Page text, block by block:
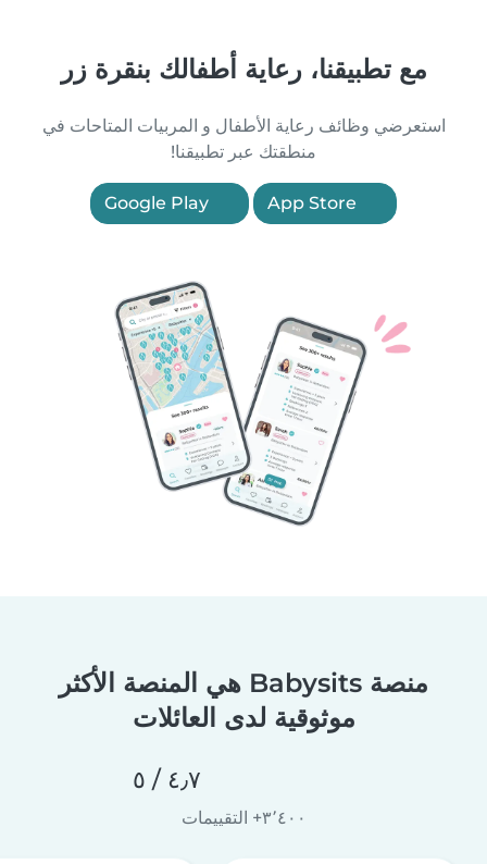
مع تطبيقنا، رعاية أطفالك بنقرة زر
استعرضي وظائف رعاية الأطفال و المربيات المتاحات في
منطقتك عبر تطبيقنا!
منصة Babysits هي المنصة الأكثر
موثوقية لدى العائلات
٤٫٧ / ٥
٣٬٤٠٠+ التقييمات